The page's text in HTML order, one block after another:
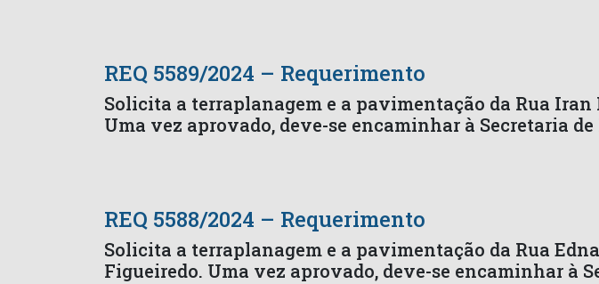
REQ 5589/2024 – Requerimento
Solicita a terraplanagem e a pavimentação da Rua
Uma vez aprovado, deve-se encaminhar à Secretaria
REQ 5588/2024 – Requerimento
Solicita a terraplanagem e a pavimentação da Rua
Figueiredo. Uma vez aprovado, deve-se encaminhar à